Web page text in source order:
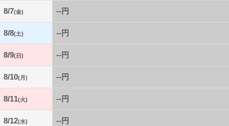
8/7(金) --円
8/8(土) --円
8/9(日) --円
8/10(月) --円
8/11(火) --円
8/12(水) --円